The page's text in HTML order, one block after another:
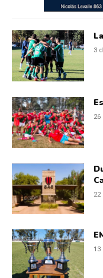
3
26
22
13